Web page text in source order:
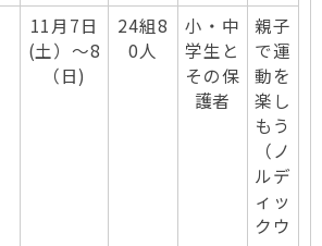
11月7日
(土）～8
（日)
24組8
0人
小・中
学生と
その保
護者
親子
で運
動を
楽し
もう
（ノ
ルデ
ィッ
クウ